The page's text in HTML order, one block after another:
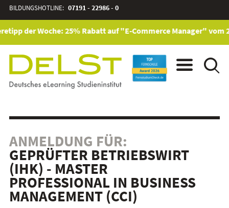
BILDUNGSHOTLINE: 07191 - 22986 - 0
der Woche: 25% Rabatt auf "E-Commerce Manager" vom
ANMELDUNG FÜR:
GEPRÜFTER BETRIEBSWIRT
(IHK) - MASTER
PROFESSIONAL IN BUSINESS
MANAGEMENT (CCI)